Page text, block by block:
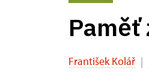
František Kolář |